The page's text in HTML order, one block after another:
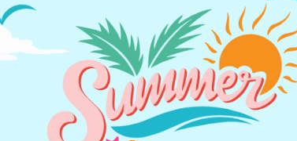
ΥΛΙΚΑ ΚΑΤΑΣΚΕΥΗΣ ΟΔΗΓΙΕΣ ΕΓΚΑΤΑΣΤΑΣΗΣ